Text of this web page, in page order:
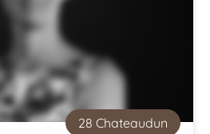
28 Chateaudun